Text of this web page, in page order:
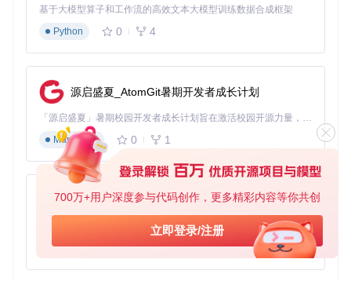
700万+用户深度参与代码创作，更多精彩内容等你共创
立即登录/注册
Vulkan 1.1兼容驱动
可用存储
2GB 5GB以上
显卡内存 1GB 4GB以上
工具获取与安装
预编译版本（推荐新手）
： 从项目发布页面下载对应系统的压
缩包，解压后即可使用。
源码编译（适合技术用户）
https://gitcode.com/gh_mirrors/me/
基于大模型算子和工作流的高效文本大模型训练数据合成框架
Python
0 4
源启盛夏_AtomGit暑期开发者成长计划
「源启盛夏」暑期校园开发者成长计划旨在激活校园开源力量，通过积分激励、认证扶持、资源倾斜等形式，引导高校组织和开发者完成「入驻 — 建项目 — 做贡献 — 获认证 — 得资源」的完整闭环。无论你是想带领社团入驻平台的组织者，还是希望用代码贡献证明自己的开发者，都能在这里找到属于你的成长路径。
Markdown
0 1
py-xiaozhi
基于Python的Xiaozhi AI，适用于想要完整Xiaozhi体验而无需拥有专用硬件的用户。
Python
0 1